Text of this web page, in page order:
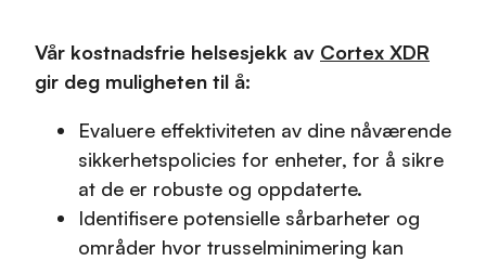
Vår kostnadsfrie helsesjekk av Cortex XDR
gir deg muligheten til å:
Evaluere effektiviteten av dine nåværende
sikkerhetspolicies for enheter, for å sikre
at de er robuste og oppdaterte.
Identifisere potensielle sårbarheter og
områder hvor trusselminimering kan